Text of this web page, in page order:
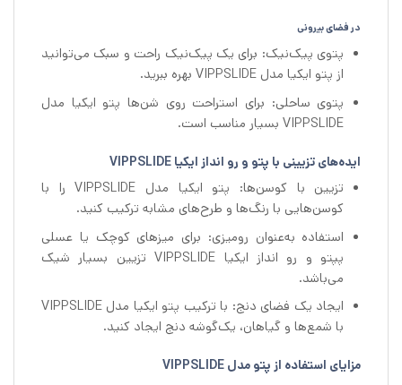
در فضای بیرونی
پتوی پیک‌نیک: برای یک پیک‌نیک راحت و سبک می‌توانید
از پتو ایکیا مدل VIPPSLIDE بهره ببرید.
پتوی ساحلی: برای استراحت روی شن‌ها پتو ایکیا مدل
VIPPSLIDE بسیار مناسب است.
ایده‌های تزیینی با پتو و رو انداز ایکیا VIPPSLIDE
تزیین با کوسن‌ها: پتو ایکیا مدل VIPPSLIDE را با
کوسن‌هایی با رنگ‌ها و طرح‌های مشابه ترکیب کنید.
استفاده به‌عنوان رومیزی: برای میزهای کوچک یا عسلی
پپتو و رو انداز ایکیا VIPPSLIDE تزیین بسیار شیک
می‌باشد.
ایجاد یک فضای دنج: با ترکیب پتو ایکیا مدل VIPPSLIDE
با شمع‌ها و گیاهان، یک‌گوشه دنج ایجاد کنید.
مزایای استفاده از پتو مدل VIPPSLIDE